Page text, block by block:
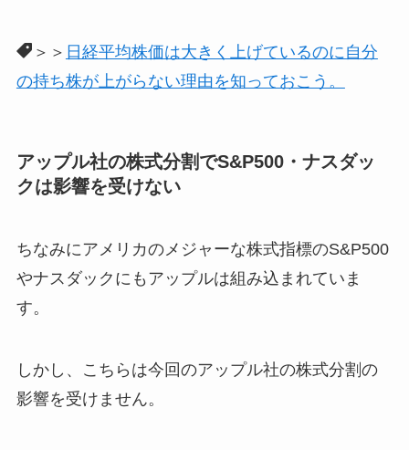
＞＞ 日経平均株価は大きく上げているのに自分
の持ち株が上がらない理由を知っておこう。
アップル社の株式分割でS&P500・ナスダッ
クは影響を受けない
ちなみにアメリカのメジャーな株式指標のS&P500
やナスダックにもアップルは組み込まれていま
す。
しかし、こちらは今回のアップル社の株式分割の
影響を受けません。